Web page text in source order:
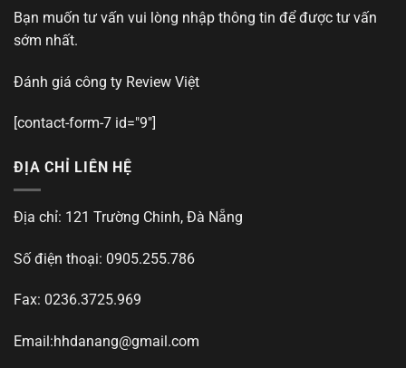
Bạn muốn tư vấn vui lòng nhập thông tin để được tư vấn
sớm nhất.
Đánh giá công ty Review Việt
[contact-form-7 id="9"]
ĐỊA CHỈ LIÊN HỆ
Địa chỉ: 121 Trường Chinh, Đà Nẵng
Số điện thoại: 0905.255.786
Fax: 0236.3725.969
Email:hhdanang@gmail.com